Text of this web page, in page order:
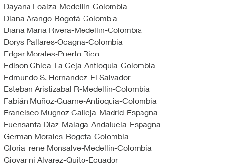
Dayana Loaiza-Medellin-Colombia
Diana Arango-Bogotá-Colombia
Diana Maria Rivera-Medellin-Colombia
Dorys Pallares-Ocagna-Colombia
Edgar Morales-Puerto Rico
Edison Chica-La Ceja-Antioquia-Colombia
Edmundo S. Hernandez-El Salvador
Esteban Aristizabal R-Medellin-Colombia
Fabián Muñoz-Guarne-Antioquia-Colombia
Francisco Mugnoz Calleja-Madrid-Espagna
Fuensanta Diaz-Malaga-Andalucia-Espagna
German Morales-Bogota-Colombia
Gloria Irene Monsalve-Medellin-Colombia
Giovanni Alvarez-Quito-Ecuador